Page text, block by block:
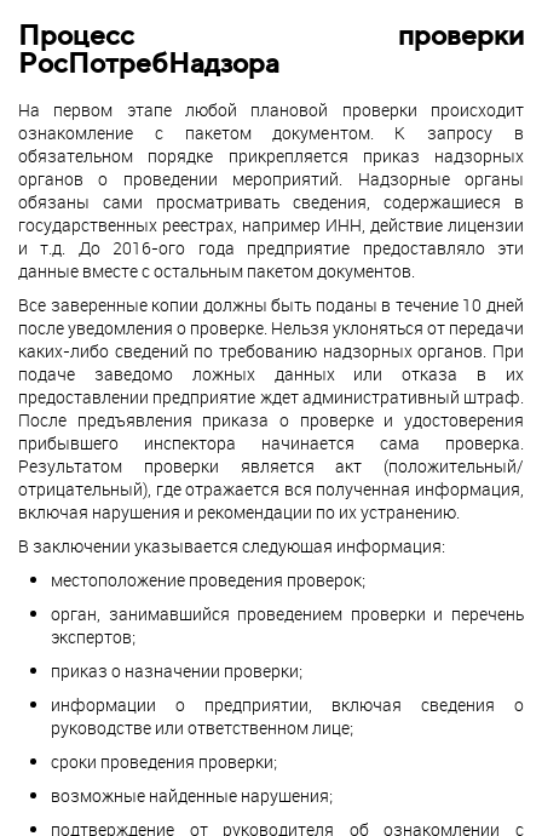
Процесс проверки
РосПотребНадзора
На первом этапе любой плановой проверки происходит
ознакомление с пакетом документом. К запросу в
обязательном порядке прикрепляется приказ надзорных
органов о проведении мероприятий. Надзорные органы
обязаны сами просматривать сведения, содержащиеся в
государственных реестрах, например ИНН, действие лицензии
и т.д. До 2016-ого года предприятие предоставляло эти
данные вместе с остальным пакетом документов.
Все заверенные копии должны быть поданы в течение 10 дней
после уведомления о проверке. Нельзя уклоняться от передачи
каких-либо сведений по требованию надзорных органов. При
подаче заведомо ложных данных или отказа в их
предоставлении предприятие ждет административный штраф.
После предъявления приказа о проверке и удостоверения
прибывшего инспектора начинается сама проверка.
Результатом проверки является акт (положительный/
отрицательный), где отражается вся полученная информация,
включая нарушения и рекомендации по их устранению.
В заключении указывается следующая информация:
местоположение проведения проверок;
орган, занимавшийся проведением проверки и перечень
экспертов;
приказ о назначении проверки;
информации о предприятии, включая сведения о
руководстве или ответственном лице;
сроки проведения проверки;
возможные найденные нарушения;
подтверждение от руководителя об ознакомлении с